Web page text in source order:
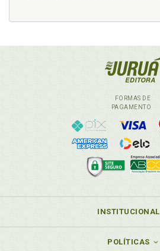
FORMAS DE
PAGAMENTO
INSTITUCIONAL
POLÍTICAS